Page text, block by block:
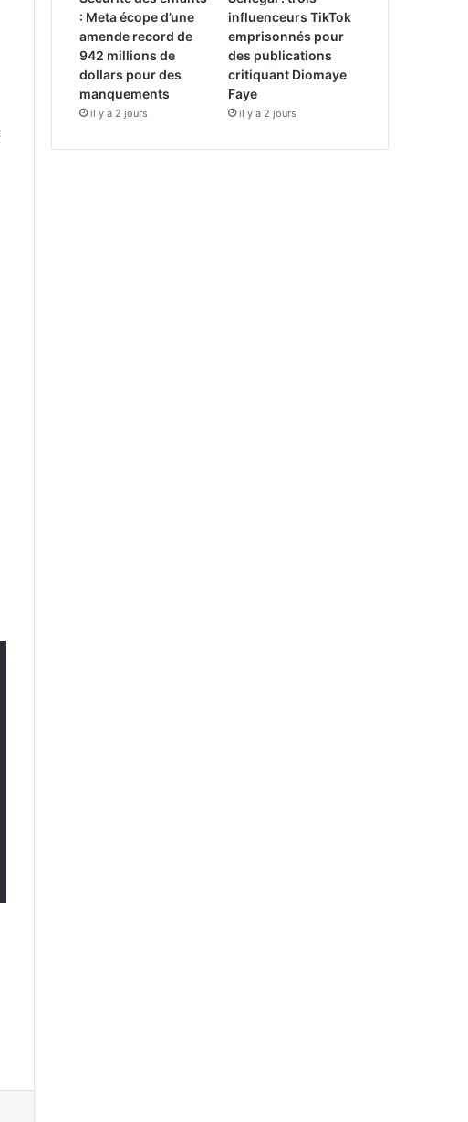
: Meta écope d’une
amende record de
942 millions de
dollars pour des
manquements
il y a 2 jours
influenceurs TikTok
emprisonnés pour
des publications
critiquant Diomaye
Faye
il y a 2 jours